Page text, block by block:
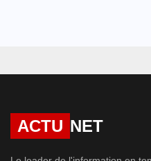
ACTU NET